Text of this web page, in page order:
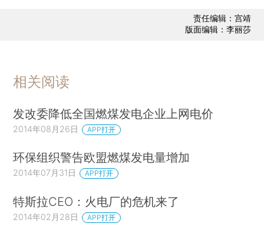
责任编辑：宫靖
版面编辑：李丽莎
相关阅读
发改委降低全国燃煤发电企业上网电价
2014年08月26日 APP打开
环保组织警告欧盟燃煤发电量增加
2014年07月31日 APP打开
特斯拉CEO：火电厂的危机来了
2014年02月28日 APP打开